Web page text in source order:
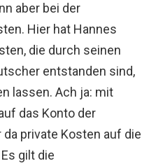
aber bei der
Hier hat Hannes
die durch seinen
entstanden sind,
lassen. Ach ja: mit
das Konto der
da private Kosten auf die
gilt die